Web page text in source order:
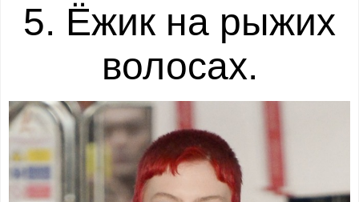
5. Ёжик на рыжих
волосах.